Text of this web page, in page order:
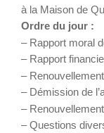
à la Maison de
Ordre du jour :
– Rapport moral
– Rapport
–
– Démission de
–
– Questions